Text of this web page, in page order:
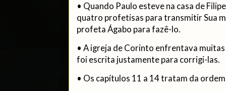
• Quando Paulo esteve na casa de
quatro profetisas para transmitir Sua
profeta Ágabo para fazê-lo.
• A igreja de Corinto enfrentava
foi escrita justamente para corrigi-las.
• Os capítulos 11 a 14 tratam da